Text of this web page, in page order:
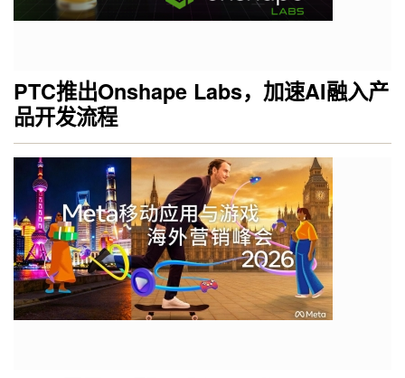
PTC推出Onshape Labs，加速AI融入产
品开发流程